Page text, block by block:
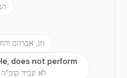
חן, אברהם
does not perform
לא עביד